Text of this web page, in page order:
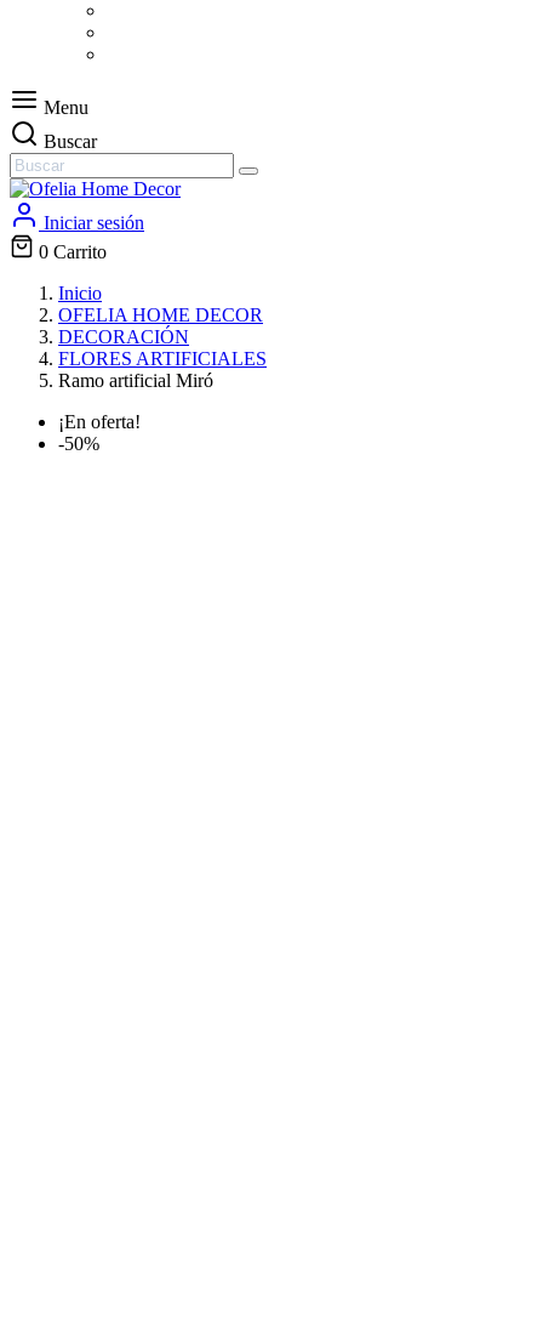
Menu
Buscar
Iniciar sesión
0 Carrito
Inicio
OFELIA HOME DECOR
DECORACIÓN
FLORES ARTIFICIALES
Ramo artificial Miró
¡En oferta!
-50%